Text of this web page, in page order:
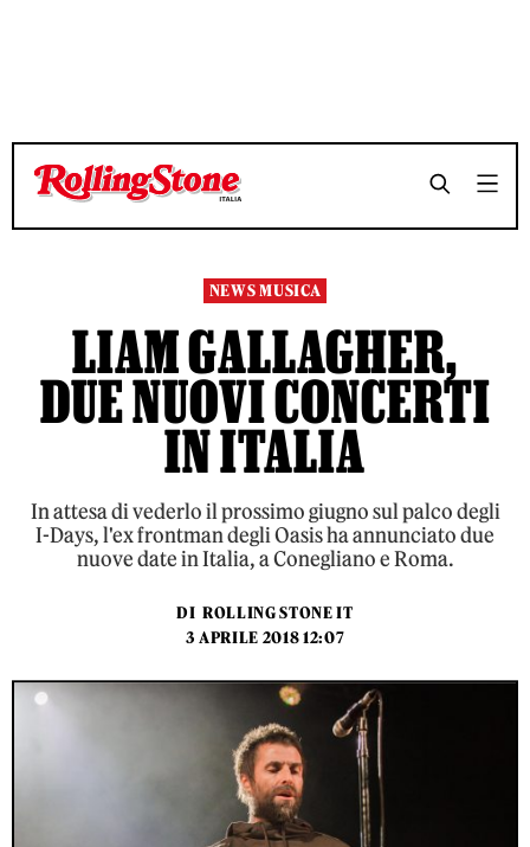
TEMPO DI LETTURA 3 MINUTI SHARE
TEMPO DI LETTURA 3 MINUTI SHARE
NEWS MUSICA
LIAM GALLAGHER,
DUE NUOVI CONCERTI
IN ITALIA
In attesa di vederlo il prossimo giugno sul palco degli
I-Days, l'ex frontman degli Oasis ha annunciato due
nuove date in Italia, a Conegliano e Roma.
DI ROLLING STONE IT
3 APRILE 2018 12:07